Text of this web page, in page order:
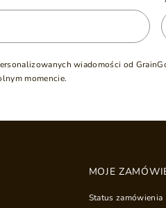
wiadomości od
momencie.
MOJE
Status zamówienia